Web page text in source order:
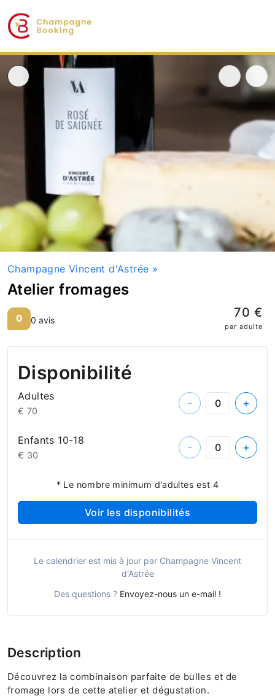
Champagne Vincent d'Astrée »
Atelier fromages
0 0 avis 70 €
par adulte
Disponibilité
Adultes
€ 70
- +
Enfants 10-18
€ 30
- +
* Le nombre minimum d'adultes est 4
Voir les disponibilités
Le calendrier est mis à jour par Champagne Vincent
d'Astrée
Des questions ? Envoyez-nous un e-mail !
Description
Découvrez la combinaison parfaite de bulles et de
fromage lors de cette atelier et dégustation.